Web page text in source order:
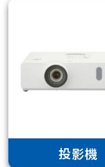
投影機